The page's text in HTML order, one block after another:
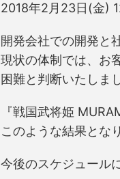
2018年2月23日(金)
開発会社での開発と
現状の体制では、お
困難と判断いたしま
『戦国武将姫
このような結果とな
今後のスケジュール